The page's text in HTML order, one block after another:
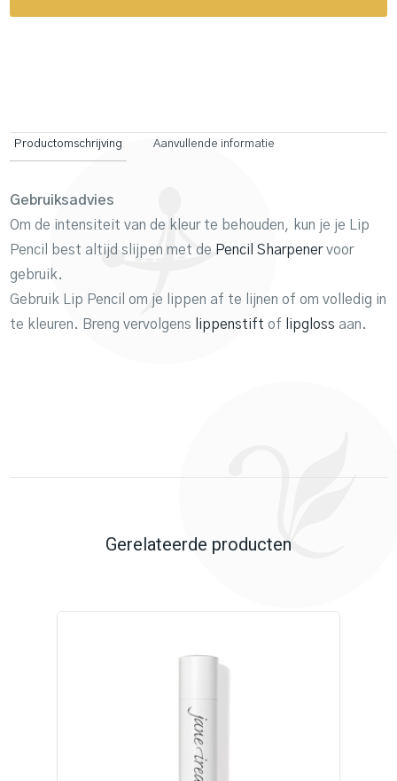
Productomschrijving Aanvullende informatie
Gebruiksadvies
Om de intensiteit van de kleur te behouden, kun je je Lip
Pencil best altijd slijpen met de Pencil Sharpenervoor
gebruik.
Gebruik Lip Pencil om je lippen af te lijnen of om volledig in
te kleuren. Breng vervolgens
lippenstift of lipgloss aan.
Gerelateerde producten